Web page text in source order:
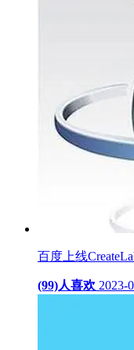
百度上线
(99)人喜欢 2023-